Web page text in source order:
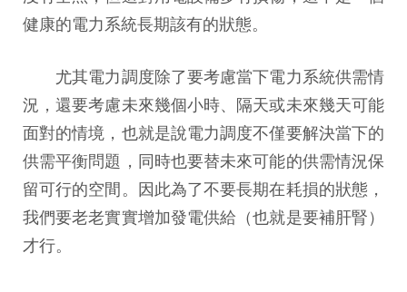
健康的電力系統長期該有的狀態。
尤其電力調度除了要考慮當下電力系統供需情
況，還要考慮未來幾個小時、隔天或未來幾天可能
面對的情境，也就是說電力調度不僅要解決當下的
供需平衡問題，同時也要替未來可能的供需情況保
留可行的空間。因此為了不要長期在耗損的狀態，
我們要老老實實增加發電供給（也就是要補肝腎）
才行。